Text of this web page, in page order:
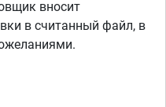
вносит
в считанный файл, в